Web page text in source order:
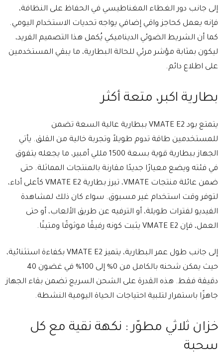
إلى جانب دور الغطاء المغناطيسي في الحفاظ على النظافة،
فإنه يعمل كحاجز واقي إضافي يواجه تحديات الاستخدام اليومي.
كما أن الشريط الضوئي الديناميكي يُكمل هذا التصميم الفريد،
ليكون بمثابة مؤشر مرئي للحالة البطارية، ما يبقي المستخدمين
على اطلاع دائم.
بطارية اكبر، متعة أكثر
يتمتع بود VMATE E2 ببطارية عالية السعة تضمن
للمستخدمين طاقة تدوم طويلاً وتجربة خالية من القلق. يأتي
الجهاز ببطارية قوية بسعة 1500 مللي أمبير، ما يجعله يتفوق
في فئته ويضع معيارًا جديدًا مقارنة بالمنتجات المماثلة. حتى
ضمن عائلة منتجات VMATE، تبرز بطارية VMATE E2 كأعلى أداء،
لتوفر وقت استخدام غير مسبوق. سواء كان ذلك لمشاهدة
الفيديو لفترات طويلة، أو الترفيه عن طريق الألعاب، أو حتى
العمل، فإن VMATE E2 يثبت كونه رفيقًا موثوقًا ومتينًا.
إلى جانب طول عمر البطارية، يتميز VMATE E2 بكفاءة استثنائية،
حيث يمكن شحنه بالكامل من 0% إلى 100% في غضون 40
دقيقة فقط. هذه القدرة على الشحن السريع تضمن بقاء الجهاز
جاهزًا باستمرار لتلبية احتياجات الحياة اليومية النشطة.
خزان ثلاثي مطوّر : نكهة نقية مع كل
سحبة